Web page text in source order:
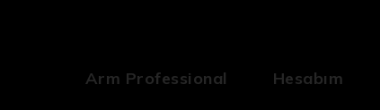
Arm Professional Hesabım